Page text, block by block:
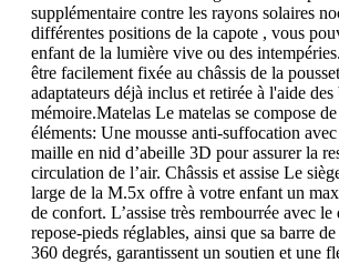
supplémentaire contre les rayons solaires
différentes positions de la capote , vous
enfant de la lumière vive ou des
être facilement fixée au châssis de la
adaptateurs déjà inclus et retirée à l'aide des
mémoire.Matelas Le matelas se compose
éléments: Une mousse anti-suffocation
maille en nid d’abeille 3D pour assurer la
circulation de l’air. Châssis et assise Le
large de la M.5x offre à votre enfant un
de confort. L’assise très rembourrée avec le
repose-pieds réglables, ainsi que sa barre
360 degrés, garantissent un soutien et une